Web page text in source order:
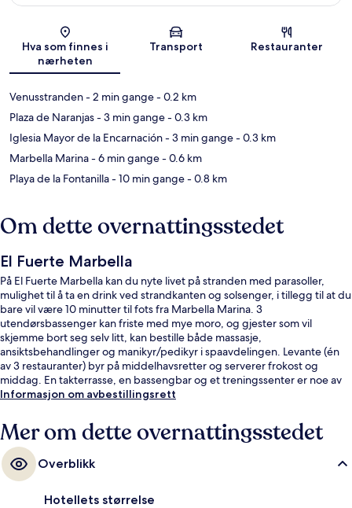
Kart
Hva som finnes i
nærheten
Transport Restauranter
Venusstranden- 2 min gange- 0.2 km
Plaza de Naranjas- 3 min gange- 0.3 km
Iglesia Mayor de la Encarnación- 3 min gange- 0.3 km
Marbella Marina- 6 min gange- 0.6 km
Playa de la Fontanilla- 10 min gange- 0.8 km
Om dette overnattingsstedet
El Fuerte Marbella
På El Fuerte Marbella kan du nyte livet på stranden med parasoller,
mulighet til å ta en drink ved strandkanten og solsenger, i tillegg til at du
bare vil være 10 minutter til fots fra Marbella Marina. 3
utendørsbassenger kan friste med mye moro, og gjester som vil
skjemme bort seg selv litt, kan bestille både massasje,
ansiktsbehandlinger og manikyr/pedikyr i spaavdelingen. Levante (én
av 3 restauranter) byr på middelhavsretter og serverer frokost og
middag. En takterrasse, en bassengbar og et treningssenter er noe av
det du kan se frem til hvis du velger å bo på dette hotellet i luksuriøs stil.
Informasjon om avbestillingsrett
Mer om dette overnattingsstedet
Overblikk
Hotellets størrelse